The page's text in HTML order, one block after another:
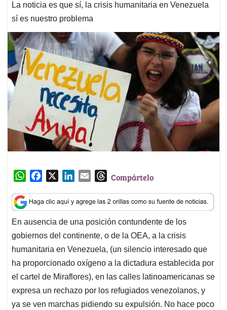
La noticia es que sí, la crisis humanitaria en Venezuela
sí es nuestro problema
W
a
t
s
A
p
p
c
e
b
o
o
k
n
k
e
d
I
n
a
i
l
T
r
e
a
d
s
Compártelo
En ausencia de una posición contundente de los
gobiernos del continente, o de la OEA, a la crisis
humanitaria en Venezuela, (un silencio interesado que
ha proporcionado oxígeno a la dictadura establecida por
el cartel de Miraflores), en las calles latinoamericanas se
expresa un rechazo por los refugiados venezolanos, y
ya se ven marchas pidiendo su expulsión. No hace poco